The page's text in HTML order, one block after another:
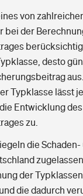
von
bei der
desto
Typklasse lässt
Entwicklung
zu.
die
der
die dadurch